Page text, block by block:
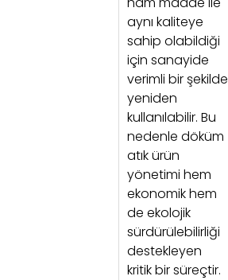
aynı kaliteye
sahip olabildiği
için sanayide
verimli bir şekilde
yeniden
kullanılabilir. Bu
nedenle döküm
atık ürün
yönetimi hem
ekonomik hem
de ekolojik
sürdürülebilirliği
destekleyen
kritik bir süreçtir.